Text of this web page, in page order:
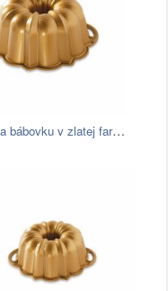
Forma na bábovku v zlatej farbe Nordic…